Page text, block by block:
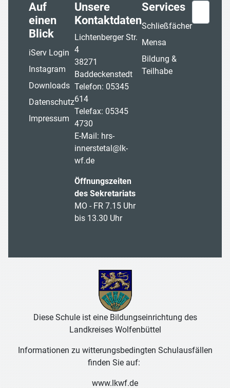
Auf
einen
Blick
iServ Login
Instagram
Downloads
Datenschutz
Impressum
Unsere
Kontaktdaten
Lichtenberger Str.
4
38271
Baddeckenstedt
Telefon: 05345
614
Telefax: 05345
4730
E-Mail: hrs-
innerstetal@lk-
wf.de
Öffnungszeiten
des Sekretariats
MO - FR 7.15 Uhr
bis 13.30 Uhr
Services
Schließfächer
Mensa
Bildung &
Teilhabe
Diese Schule ist eine Bildungseinrichtung des
Landkreises Wolfenbüttel
Informationen zu witterungsbedingten Schulausfällen
finden Sie auf:
www.lkwf.de